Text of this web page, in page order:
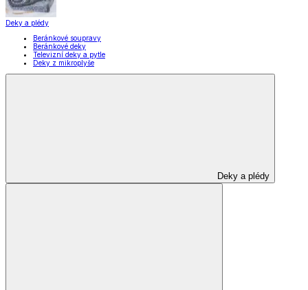
Deky a plédy
Beránkové soupravy
Beránkové deky
Televizní deky a pytle
Deky z mikroplyše
Deky a plédy